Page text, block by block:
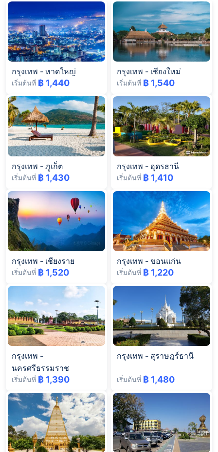
กรุงเทพ - หาดใหญ่
เริ่มต้นที่ ฿ 1,440
กรุงเทพ - เชียงใหม่
เริ่มต้นที่ ฿ 1,540
กรุงเทพ - ภูเก็ต
เริ่มต้นที่ ฿ 1,430
กรุงเทพ - อุดรธานี
เริ่มต้นที่ ฿ 1,410
กรุงเทพ - เชียงราย
เริ่มต้นที่ ฿ 1,520
กรุงเทพ - ขอนแก่น
เริ่มต้นที่ ฿ 1,220
กรุงเทพ -
นครศรีธรรมราช
เริ่มต้นที่ ฿ 1,390
กรุงเทพ - สุราษฎร์ธานี
เริ่มต้นที่ ฿ 1,480